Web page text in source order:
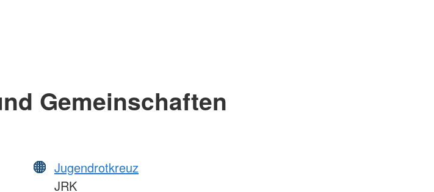
Gemeinschaften
Jugendrotkreuz
JRK